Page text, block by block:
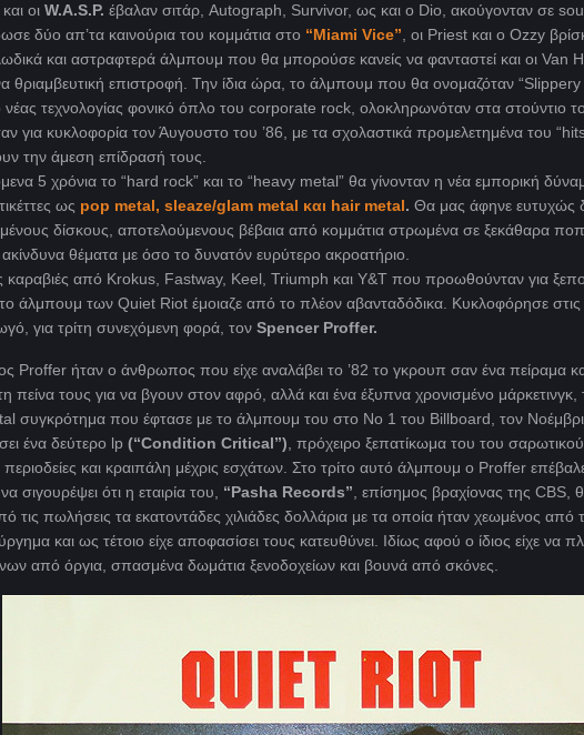
οι W.A.S.P. έβαλαν σιτάρ, Autograph, Survivor, ως και ο Dio, ακούγονταν σε
δύο απ’τα καινούρια του κομμάτια στο “Miami Vice” , οι Priest και ο Ozzy
και αστραφτερά άλμπουμ που θα μπορούσε κανείς να φανταστεί και οι Van
θριαμβευτική επιστροφή. Την ίδια ώρα, το άλμπουμ που θα ονομαζόταν
νέας τεχνολογίας φονικό όπλο του corporate rock, ολοκληρωνόταν στα στούντιο
για κυκλοφορία τον Άυγουστο του ’86, με τα σχολαστικά προμελετημένα του “
την άμεση επίδρασή τους.
5 χρόνια το “hard rock” και το “heavy metal” θα γίνονταν η νέα εμπορική
ως pop metal, sleaze/glam metal και hair metal. Θα μας άφηνε ευτυχώς
δίσκους, αποτελούμενους βέβαια από κομμάτια στρωμένα σε ξεκάθαρα
θέματα με όσο το δυνατόν ευρύτερο ακροατήριο.
καραβιές από Krokus, Fastway, Keel, Triumph και Y&T που προωθούνταν για
άλμπουμ των Quiet Riot έμοιαζε από το πλέον αβανταδόδικα. Κυκλοφόρησε στις
για τρίτη συνεχόμενη φορά, τον Spencer Proffer.
Proffer ήταν ο άνθρωπος που είχε αναλάβει το ’82 το γκρουπ σαν ένα πείραμα
πείνα τους για να βγουν στον αφρό, αλλά και ένα έξυπνα χρονισμένο
συγκρότημα που έφτασε με το άλμπουμ του στο Νο 1 του Billboard , τον
ένα δεύτερο lp (“Condition Critical”) , πρόχειρο ξεπατίκωμα του του σαρωτικού
και κραιπάλη μέχρις εσχάτων. Στο τρίτο αυτό άλμπουμ ο Proffer
σιγουρέψει ότι η εταιρία του,
“Pasha Records” , επίσημος βραχίονας της
τις πωλήσεις τα εκατοντάδες χιλιάδες δολλάρια με τα οποία ήταν χεωμένος
και ως τέτοιο είχε αποφασίσει τους κατευθύνει. Ιδίως αφού ο ίδιος είχε να
από όργια, σπασμένα δωμάτια ξενοδοχείων και βουνά από σκόνες.